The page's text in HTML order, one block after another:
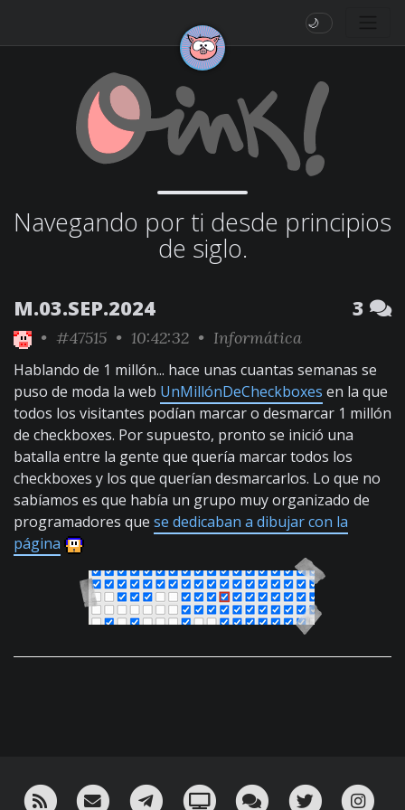
🌙
Navegando por ti desde principios
de siglo.
M.03.SEP.2024 3
• #47515 • 10:42:32 • Informática
Hablando de 1 millón... hace unas cuantas semanas se
puso de moda la web UnMillónDeCheckboxes en la que
todos los visitantes podían marcar o desmarcar 1 millón
de checkboxes. Por supuesto, pronto se inició una
batalla entre la gente que quería marcar todos los
checkboxes y los que querían desmarcarlos. Lo que no
sabíamos es que había un grupo muy organizado de
programadores que se dedicaban a dibujar con la
página
RSS ¡Mándame un email!¡Nuestro canal en Telegram!
Oink! TV Charla con nosotros
Twitter